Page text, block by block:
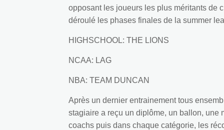
opposant les joueurs les plus méritants de
déroulé les phases finales de la summer
HIGHSCHOOL: THE LIONS
NCAA: LAG
NBA: TEAM DUNCAN
Après un dernier entrainement tous
stagiaire a reçu un diplôme, un ballon, une
coachs puis dans chaque catégorie, les